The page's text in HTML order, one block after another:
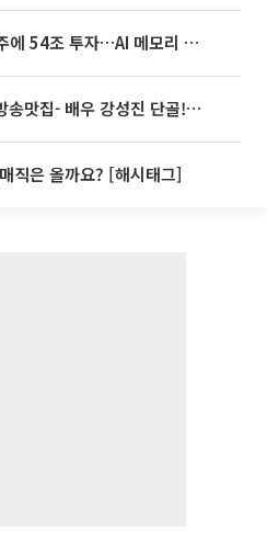
SK하이닉스, 용인·청주에 54조 투자…AI 메모리 생산기지 키운다
'2TV 생생정보' 오늘방송맛집- 배우 강성진 단골! 쌀국수ㆍ푸팟퐁 커리 맛집 '블○○○'
직은 올까요? [해시태그]